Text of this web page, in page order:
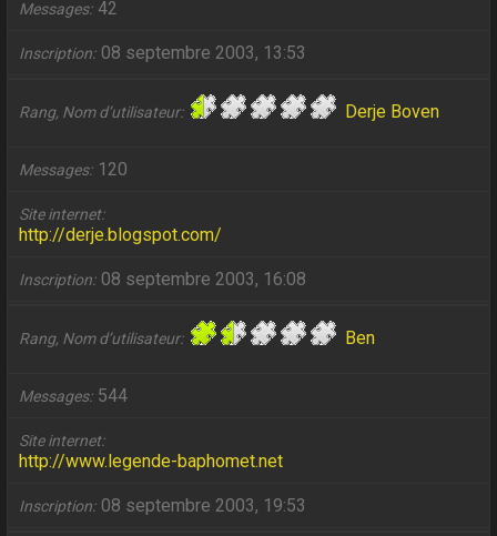
Messages 42
Inscription 08 septembre 2003, 13:53
Rang, Nom d’utilisateur Derje Boven
Messages 120
Site internet
http://derje.blogspot.com/
Inscription 08 septembre 2003, 16:08
Rang, Nom d’utilisateur Ben
Messages 544
Site internet
http://www.legende-baphomet.net
Inscription 08 septembre 2003, 19:53